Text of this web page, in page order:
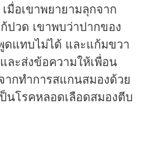
มื่อเขาพยายามลุกจาก
ปวด เขาพบว่าปากของ
ดแทบไม่ได้ และแก้มขวา
ละส่งข้อความให้เพื่อน
ากทำการสแกนสมองด้วย
นโรคหลอดเลือดสมองตีบ